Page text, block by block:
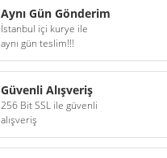
Aynı Gün Gönderim
İstanbul içi kurye ile
aynı gün teslim!!!
Güvenli Alışveriş
256 Bit SSL ile güvenli
alışveriş